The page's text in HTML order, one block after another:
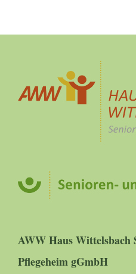
AWW Haus Wittelsbach
Pflegeheim gGmbH